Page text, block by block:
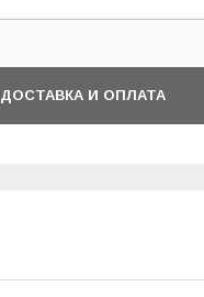
ДОСТАВКА И ОПЛАТА